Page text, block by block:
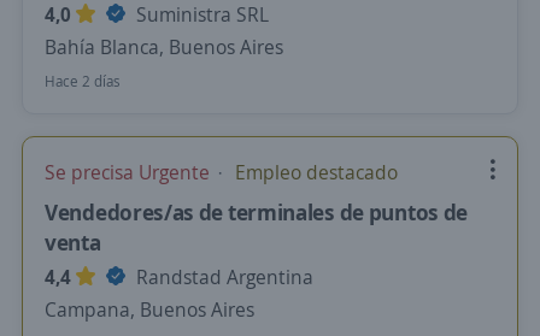
4,0
Suministra SRL
Bahía Blanca, Buenos Aires
Hace 2 días
Se precisa Urgente Empleo destacado
Vendedores/as de terminales de puntos de
venta
4,4
Randstad Argentina
Campana, Buenos Aires